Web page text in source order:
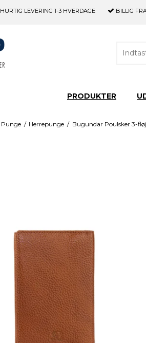
HURTIG LEVERING 1-3 HVERDAGE BILLIG
PRODUKTER
Punge / Herrepunge / Bugundar Poulsker 3-